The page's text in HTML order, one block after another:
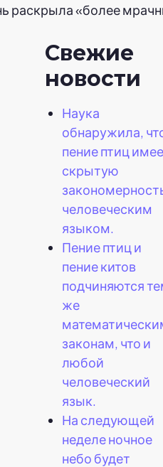
раскрыла «более
Свежие
новости
Наука
обнаружила,
пение птиц
скрытую
человеческим
языком.
Пение птиц и
пение китов
подчиняются
же
законам, что и
любой
человеческий
язык.
На следующей
неделе ночное
небо будет